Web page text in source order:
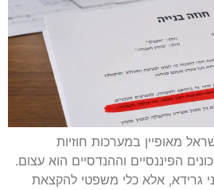
מאופיין במערכות חוזיות
הפיננסיים וההנדסיים הוא עצום.
גרידא, אלא כלי משפטי להקצאת